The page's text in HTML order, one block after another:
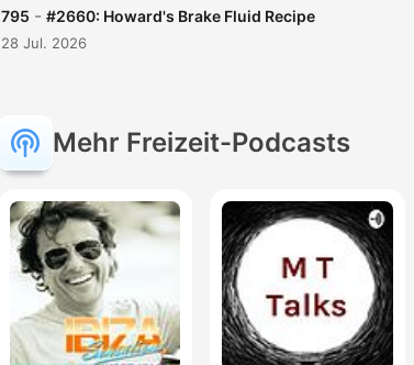
795 - #2660: Howard's Brake Fluid Recipe
28 Jul. 2026
Mehr Freizeit-Podcasts